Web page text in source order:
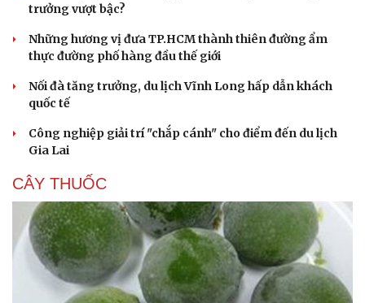
trưởng vượt bậc?
Những hương vị đưa TP.HCM thành thiên đường ẩm
thực đường phố hàng đầu thế giới
Nối đà tăng trưởng, du lịch Vĩnh Long hấp dẫn khách
quốc tế
Công nghiệp giải trí "chắp cánh" cho điểm đến du lịch
Gia Lai
CÂY THUỐC